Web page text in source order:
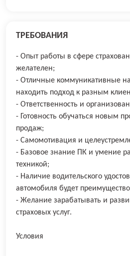
ТРЕБОВАНИЯ
- Опыт работы в сфере
желателен;
- Отличные коммуникативные
находить подход к разным
- Ответственность и
- Готовность обучаться новым
продаж;
- Самомотивация и
- Базовое знание ПК и умение
техникой;
- Наличие водительского
автомобиля будет
- Желание зарабатывать и
страховых услуг.
Условия